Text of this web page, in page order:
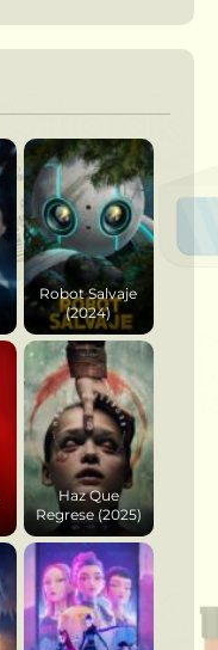
Robot Salvaje
(2024)
Haz Que
Regrese (2025)